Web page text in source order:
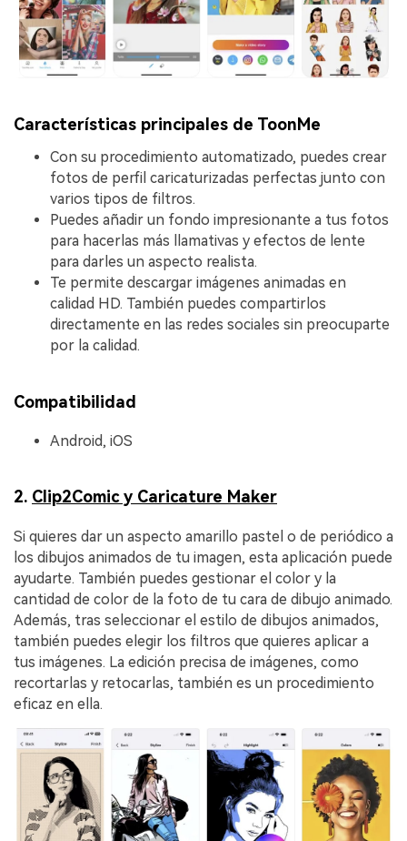
Características principales de ToonMe
Con su procedimiento automatizado, puedes crear
fotos de perfil caricaturizadas perfectas junto con
varios tipos de filtros.
Puedes añadir un fondo impresionante a tus fotos
para hacerlas más llamativas y efectos de lente
para darles un aspecto realista.
Te permite descargar imágenes animadas en
calidad HD. También puedes compartirlos
directamente en las redes sociales sin preocuparte
por la calidad.
Compatibilidad
Android, iOS
2. Clip2Comic y Caricature Maker
Si quieres dar un aspecto amarillo pastel o de periódico a
los dibujos animados de tu imagen, esta aplicación puede
ayudarte. También puedes gestionar el color y la
cantidad de color de la foto de tu cara de dibujo animado.
Además, tras seleccionar el estilo de dibujos animados,
también puedes elegir los filtros que quieres aplicar a
tus imágenes. La edición precisa de imágenes, como
recortarlas y retocarlas, también es un procedimiento
eficaz en ella.